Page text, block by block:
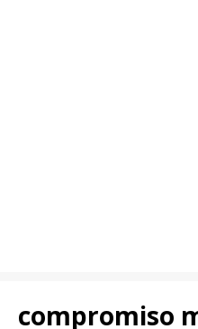
compromiso